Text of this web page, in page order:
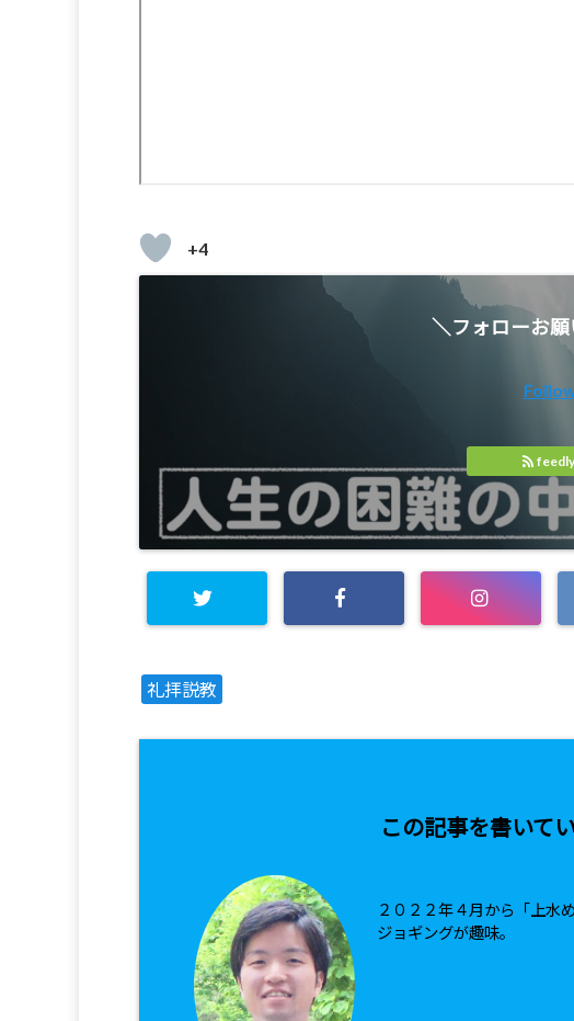
+4
＼フォローお
feedly
礼拝説教
この記事を書いて
２０２２年４月から「上水
ジョギングが趣味。